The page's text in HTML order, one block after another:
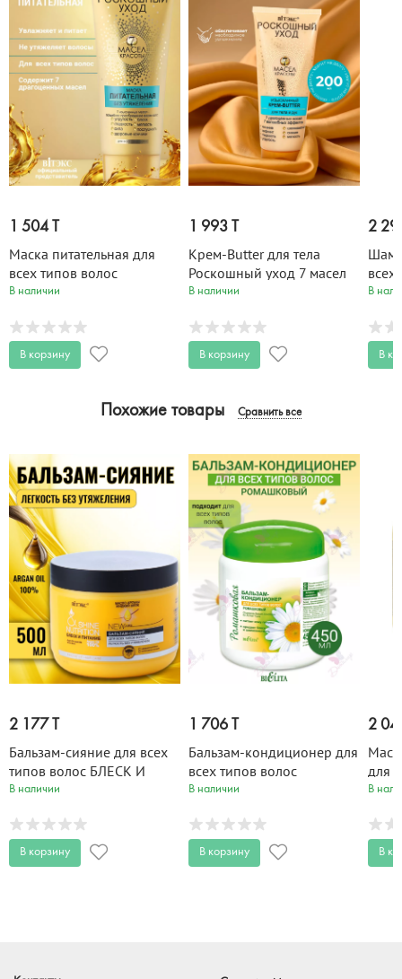
1 504 T
Маска питательная для
всех типов волос
Роскошный уход 7 масел
В наличии
В корзину
1 993 T
Крем-Butter для тела
Роскошный уход 7 масел
200 мл
В наличии
В корзину
2
всех
В
В
Похожие товары Сравнить все
2 177 T
Бальзам-сияние для всех
типов волос БЛЕСК И
ПИТАНИЕ 500 мл
В наличии
В корзину
1 706 T
Бальзам-кондиционер для
всех типов волос
РОМАШКОВАЯ 450 мл
В наличии
В корзину
2
для
450
В
В